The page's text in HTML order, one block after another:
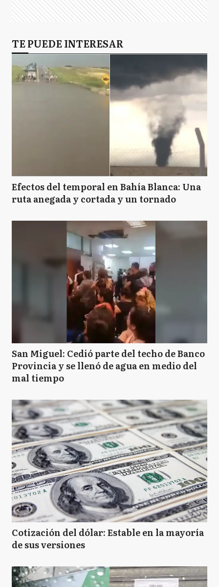
TE PUEDE INTERESAR
Efectos del temporal en Bahía Blanca: Una
ruta anegada y cortada y un tornado
San Miguel: Cedió parte del techo de Banco
Provincia y se llenó de agua en medio del
mal tiempo
Cotización del dólar: Estable en la mayoría
de sus versiones